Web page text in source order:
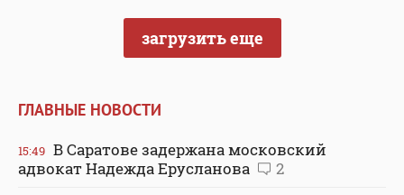
загрузить еще
ГЛАВНЫЕ НОВОСТИ
15:49 В Саратове задержана московский
адвокат Надежда Ерусланова
2